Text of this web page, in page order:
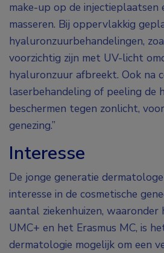
make-up op de injectieplaatsen
masseren. Bij oppervlakkig
hyaluronzuurbehandelingen,
voorzichtig zijn met UV-licht
hyaluronzuur afbreekt. Ook na
laserbehandeling of peeling de
beschermen tegen zonlicht,
genezing.”
Interesse
De jonge generatie
interesse in de cosmetische
aantal ziekenhuizen,
UMC+ en het Erasmus MC, is
dermatologie mogelijk om een